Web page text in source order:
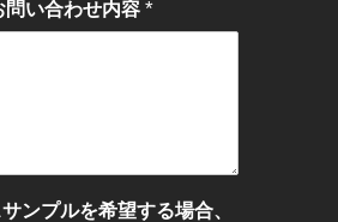
問い合わせ内容 *
ンプルを希望する場合、